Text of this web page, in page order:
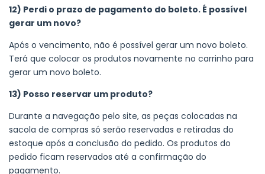
12) Perdi o prazo de pagamento do boleto. É possível
gerar um novo?
Após o vencimento, não é possível gerar um novo boleto.
Terá que colocar os produtos novamente no carrinho para
gerar um novo boleto.
13) Posso reservar um produto?
Durante a navegação pelo site, as peças colocadas na
sacola de compras só serão reservadas e retiradas do
estoque após a conclusão do pedido. Os produtos do
pedido ficam reservados até a confirmação do
pagamento.